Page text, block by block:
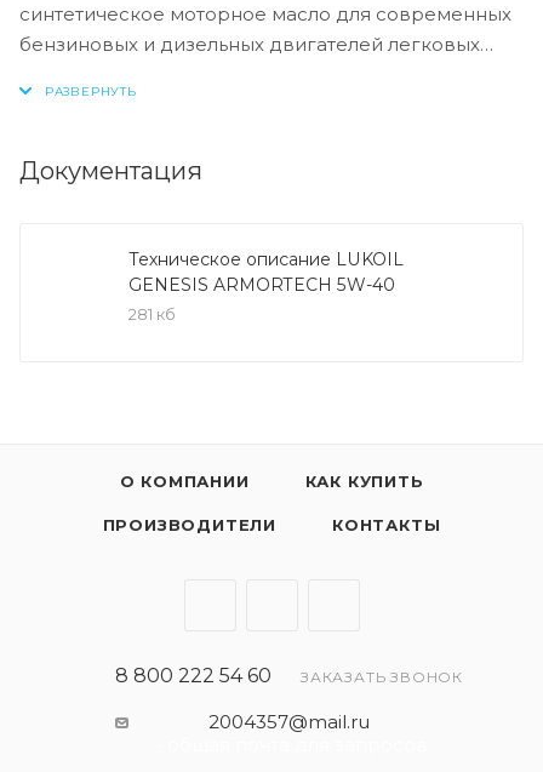
синтетическое моторное масло для современных
бензиновых и дизельных двигателей легковых
бензиновых и дизельных двигателях (без
устройств доочистки выхлопных газов)
автомобилей Mercedes-Benz, Renault, Volkswagen,
BMW LL-01
Документация
Техническое описание LUKOIL
GENESIS ARMORTECH 5W-40
281 кб
О КОМПАНИИ КАК КУПИТЬ
ПРОИЗВОДИТЕЛИ КОНТАКТЫ
8 800 222 54 60 ЗАКАЗАТЬ ЗВОНОК
2004357@mail.ru